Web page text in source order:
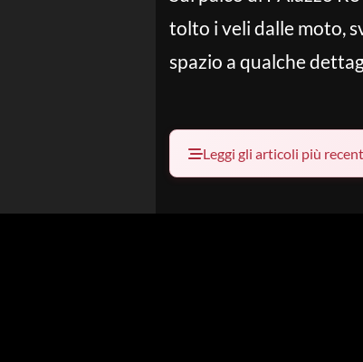
tolto i veli dalle moto,
spazio a qualche
Leggi gli articoli più